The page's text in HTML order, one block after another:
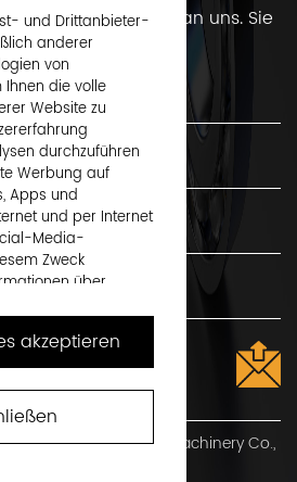
Sie sich bitte an uns. Sie
Shangyu Flug Seiko Machinery Co.,
und Drittanbieter-
anderer
von
Ihnen die volle
Website zu
durchzuführen
Werbung auf
Apps und
und per Internet
Media-
Zweck
über
Cookies akzeptieren“
Sie dies und
diese
weitergeben,
unsere
Sie möchten,
akzeptieren